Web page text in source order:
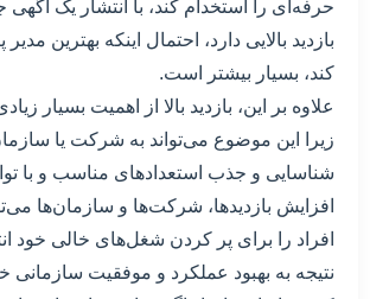
حرفه‌ای را استخدام کند، با انتشار یک
بازدید بالایی دارد، احتمال اینکه بهترین
کند، بسیار بیشتر است.
علاوه بر این، بازدید بالا از اهمیت بسیار
زیرا این موضوع می‌تواند به شرکت یا
شناسایی و جذب استعدادهای مناسب و با
افزایش بازدیدها، شرکت‌ها و سازمان‌ها
افراد را برای پر کردن شغل‌های خالی خود
نتیجه به بهبود عملکرد و موفقیت سازمانی